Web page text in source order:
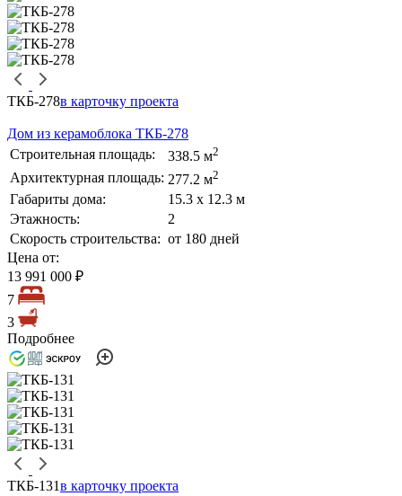
ТКБ-278в карточку проекта
Дом из керамоблока ТКБ-278
Строительная площадь:
338.5 м2
Архитектурная площадь: 277.2 м2
Габариты дома:
15.3 х 12.3 м
Этажность:
2
Скорость строительства: от 180 дней
Цена от:
13 991 000 ₽
7
3
Подробнее
ТКБ-131в карточку проекта